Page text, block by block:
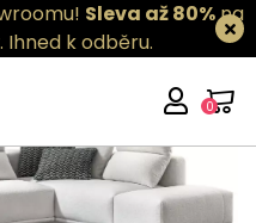
Sleva až 80%na
Ihned k odběru.
0